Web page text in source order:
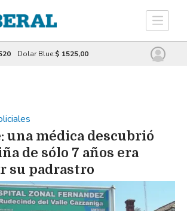
Dolar Blue:$ 1525,00
una médica descubrió
de sólo 7 años era
su padrastro